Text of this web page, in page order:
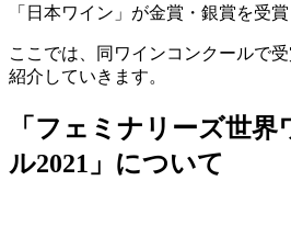
「日本ワイン」が金賞・銀賞を受賞
ここでは、同ワインコンクールで
紹介していきます。
「フェミナリーズ世
ル2021」について